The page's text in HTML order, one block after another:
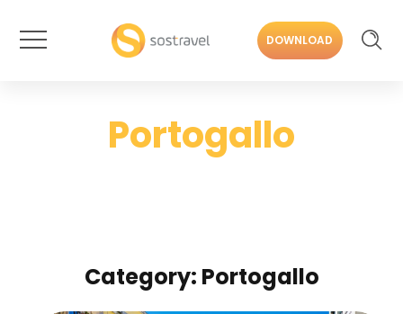
DOWNLOAD
Portogallo
Category: Portogallo